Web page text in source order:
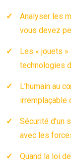
Analyser les
vous devez
Les « jouets »
technologies
L’humain au
irremplaçable
Sécurité d’un
avec les
Quand la loi